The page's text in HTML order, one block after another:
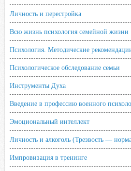
Личность и перестройка
Всю жизнь психология семейной жизни
Психология. Методические
Психологическое обследование семьи
Инструменты Духа
Введение в профессию военного
Эмоциональный интеллект
Личность и алкоголь (Трезвость —
Импровизация в тренинге